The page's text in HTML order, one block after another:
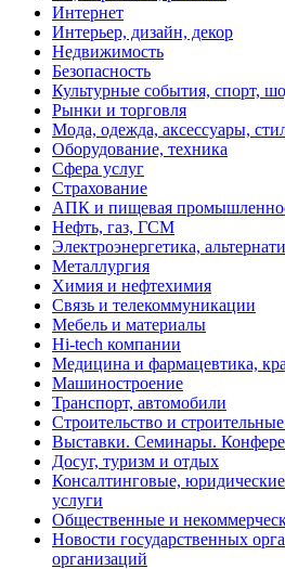
Интернет
Интерьер, дизайн, декор
Недвижимость
Безопасность
Культурные события, спорт,
Рынки и торговля
Мода, одежда, аксессуары,
Оборудование, техника
Сфера услуг
Страхование
АПК и пищевая
Нефть, газ, ГСМ
Электроэнергетика,
Металлургия
Химия и нефтехимия
Связь и телекоммуникации
Мебель и материалы
Hi-tech компании
Медицина и фармацевтика,
Машиностроение
Транспорт, автомобили
Строительство и
Выставки. Семинары.
Досуг, туризм и отдых
Консалтинговые,
услуги
Общественные и
Новости государственных
организаций